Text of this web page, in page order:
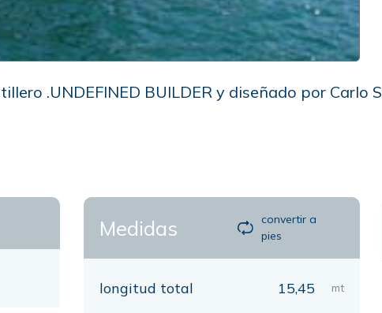
.UNDEFINED BUILDER y diseñado por Carlo
Medidas
convertir a
pies
longitud total 15,45 mt